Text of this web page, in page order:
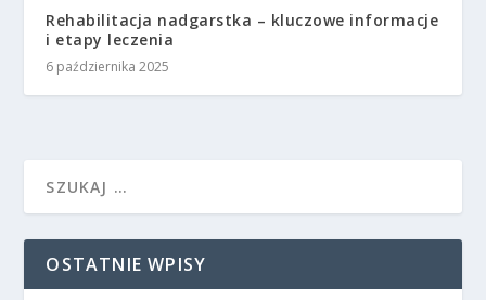
Rehabilitacja nadgarstka – kluczowe informacje
i etapy leczenia
6 października 2025
OSTATNIE WPISY